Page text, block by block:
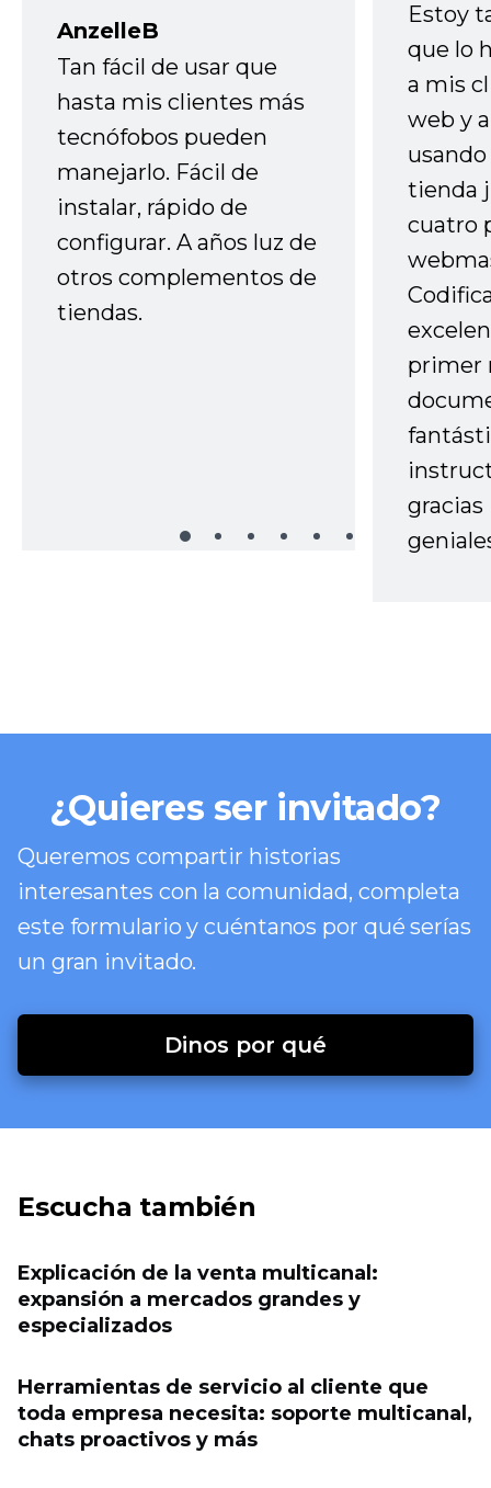
AnzelleB
Tan fácil de usar que
hasta mis clientes más
tecnófobos pueden
manejarlo. Fácil de
instalar, rápido de
configurar. A años luz de
otros complementos de
tiendas.
Estoy
que lo
a mis
web y
tienda
cuatro
primer
gracias
¿Quieres ser invitado?
Queremos compartir historias
interesantes con la comunidad, completa
este formulario y cuéntanos por qué serías
un gran invitado.
Dinos por qué
Escucha también
Explicación de la venta multicanal:
expansión a mercados grandes y
especializados
Herramientas de servicio al cliente que
toda empresa necesita: soporte multicanal,
chats proactivos y más